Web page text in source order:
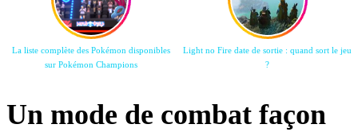
La liste complète des Pokémon disponibles
sur Pokémon Champions
Light no Fire date de sortie : quand sort le jeu
?
Un mode de combat façon